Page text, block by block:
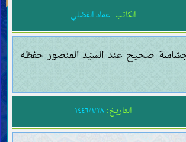
الكاتب: عماد الفضلي
صحيح عند السيّد المنصور حفظه
التاريخ: ١٤٤٦/١/٢٨